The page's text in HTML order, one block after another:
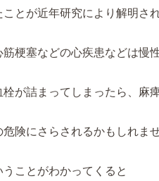
とが近年研究により解明さ
梗塞などの心疾患などは慢
栓が詰まってしまったら、
険にさらされるかもしれませ
ことがわかってくると